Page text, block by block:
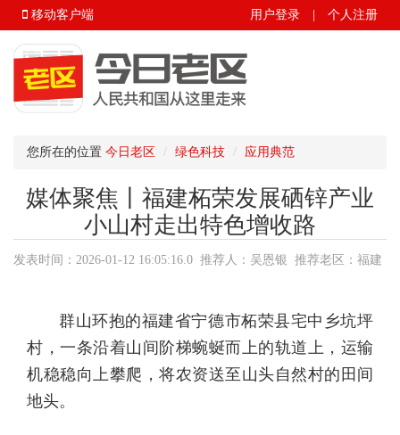
用户登录 个人注册
移动客户端
您所在的位置 今日老区 绿色科技 应用典范
媒体聚焦丨福建柘荣发展硒锌产业
小山村走出特色增收路
发表时间：2026-01-12 16:05:16.0 推荐人：吴恩银 推荐老区：福建
群山环抱的福建省宁德市柘荣县宅中乡坑坪
村，一条沿着山间阶梯蜿蜒而上的轨道上，运输
机稳稳向上攀爬，将农资送至山头自然村的田间
地头。